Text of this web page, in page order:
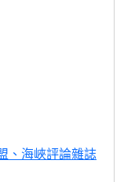
、海峽評論雜誌